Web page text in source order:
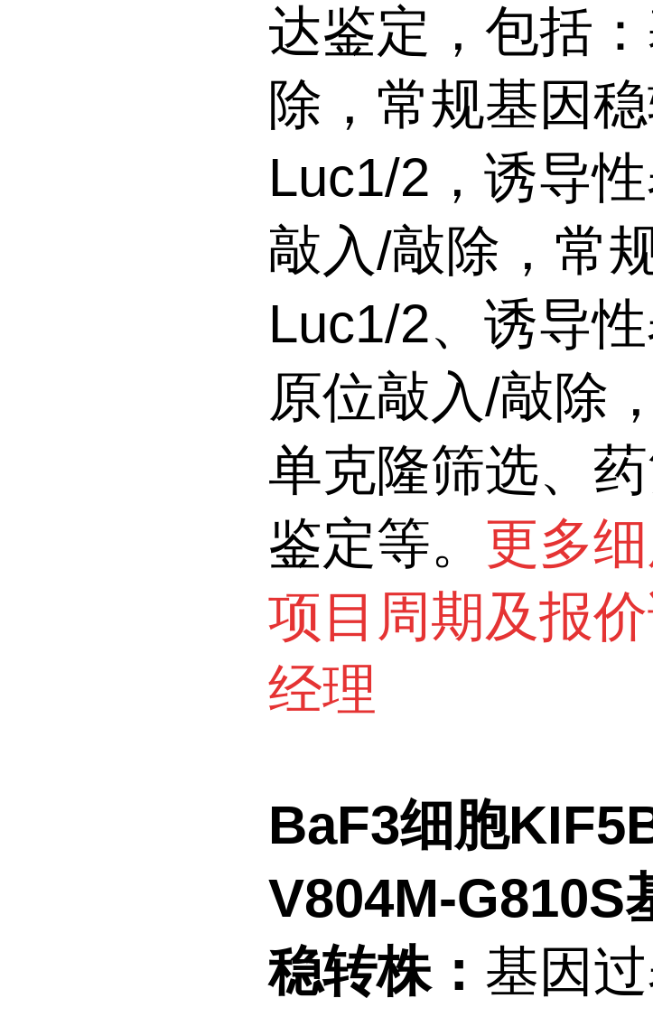
达鉴定，包括
除，常规基因稳
Luc1/2，诱导
敲入/敲除，常
Luc1/2、诱导
原位敲入/敲除
单克隆筛选、
鉴定等。 更多
项目周期及报
经理
BaF3细胞
V804M-G810S
稳转株： 基因